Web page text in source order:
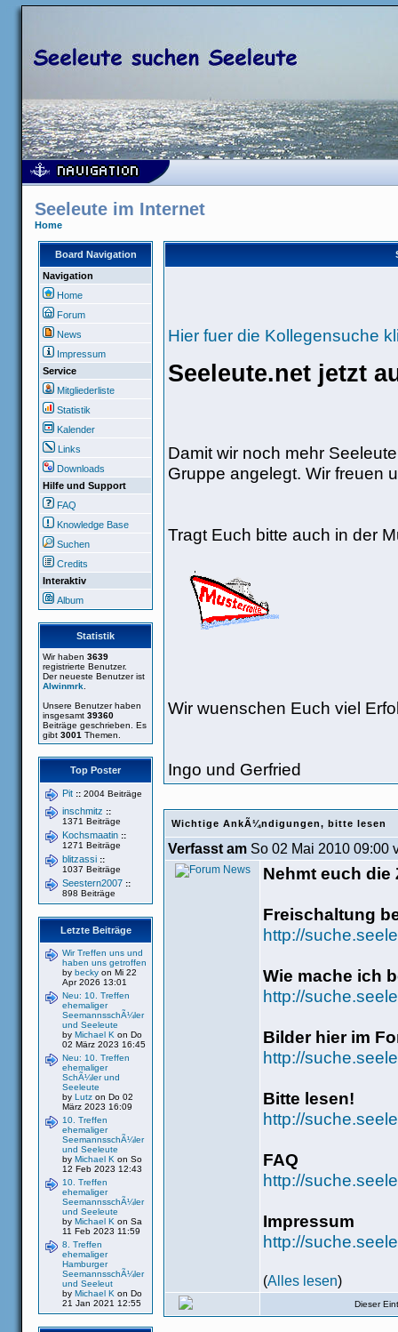
Seeleute im Internet
Home
Board Navigation
Navigation
Home
Forum
News
Impressum
Service
Mitgliederliste
Statistik
Kalender
Links
Downloads
Hilfe und Support
FAQ
Knowledge Base
Suchen
Credits
Interaktiv
Album
Statistik
Wir haben 3639
registrierte Benutzer.
Der neueste Benutzer ist
Alwinmrk
Unsere Benutzer haben
insgesamt 39360
Beiträge geschrieben. Es
gibt 3001 Themen.
Top Poster
Pit :: 2004 Beiträge
inschmitz ::
1371 Beiträge
Kochsmaatin ::
1271 Beiträge
blitzassi ::
1037 Beiträge
Seestern2007 ::
898 Beiträge
Letzte Beiträge
Wir Treffen uns und
haben uns getroffen
by becky on Mi 22
Apr 2026 13:01
Neu: 10. Treffen
ehemaliger
SeemannsschÃ¼ler
und Seeleute
by Michael K on Do
02 März 2023 16:45
Neu: 10. Treffen
ehemaliger
SchÃ¼ler und
Seeleute
by Lutz on Do 02
März 2023 16:09
10. Treffen
ehemaliger
SeemannsschÃ¼ler
und Seeleute
by Michael K on So
12 Feb 2023 12:43
10. Treffen
ehemaliger
SeemannsschÃ¼ler
und Seeleute
by Michael K on Sa
11 Feb 2023 11:59
8. Treffen
ehemaliger
Hamburger
SeemannsschÃ¼ler
und Seeleut
by Michael K on Do
21 Jan 2021 12:55
Hier fuer die Kollegensuche
Seeleute.net jetzt
Damit wir noch mehr
Gruppe angelegt. Wir freuen
Tragt Euch bitte auch in der
Wir wuenschen Euch viel
Ingo und Gerfried
Wichtige AnkÃ¼ndigungen, bitte lesen
Verfasst am So 02 Mai 2010 09:00
Nehmt euch die
Freischaltung
http://
Wie mache ich
http://
Bilder hier im
http://
Bitte lesen!
http://
FAQ
http://
Impressum
http://
(Alles lesen)
Dieser